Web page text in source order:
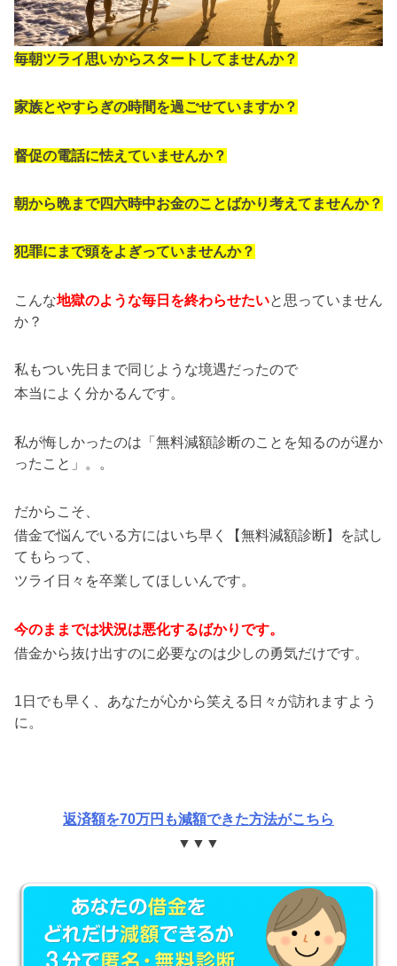
毎朝ツライ思いからスタートしてませんか？
家族とやすらぎの時間を過ごせていますか？
督促の電話に怯えていませんか？
朝から晩まで四六時中お金のことばかり考えてませんか？
犯罪にまで頭をよぎっていませんか？
こんな地獄のような毎日を終わらせたいと思っていません
か？
私もつい先日まで同じような境遇だったので
本当によく分かるんです。
私が悔しかったのは「無料減額診断のことを知るのが遅か
ったこと」。。
だからこそ、
借金で悩んでいる方にはいち早く【無料減額診断】を試し
てもらって、
ツライ日々を卒業してほしいんです。
今のままでは状況は悪化するばかりです。
借金から抜け出すのに必要なのは少しの勇気だけです。
1日でも早く、あなたが心から笑える日々が訪れますよう
に。
返済額を70万円も減額できた方法がこちら
▼▼▼